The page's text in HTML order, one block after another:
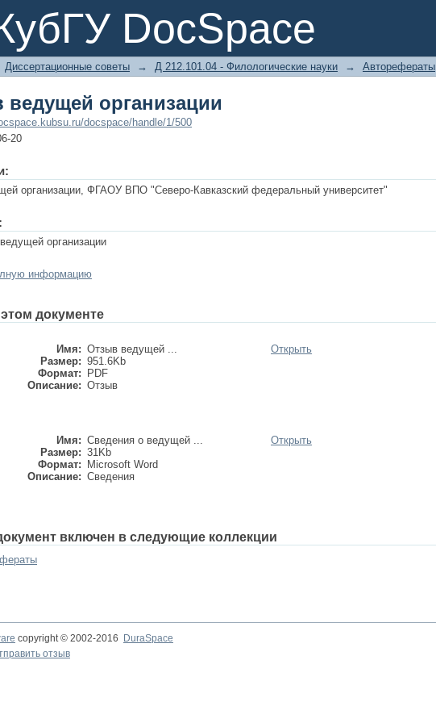
DocSpace
ведущей организации
Диссертационные советы → Д 212.101.04 - Филологические науки → Авторефераты
ведущей организации
docspace/handle/1/500
20
организации, ФГАОУ ВПО "Северо-Кавказский федеральный университет"
организации
информацию
документе
Имя: Отзыв ведущей ...
Размер: 951.6Kb
Формат:
PDF
Описание: Отзыв
Открыть
Имя: Сведения о ведущей ...
Размер: 31Kb
Формат:
Microsoft Word
Описание: Сведения
Открыть
включен в следующие коллекции
copyright © 2002-2016 DuraSpace
отзыв